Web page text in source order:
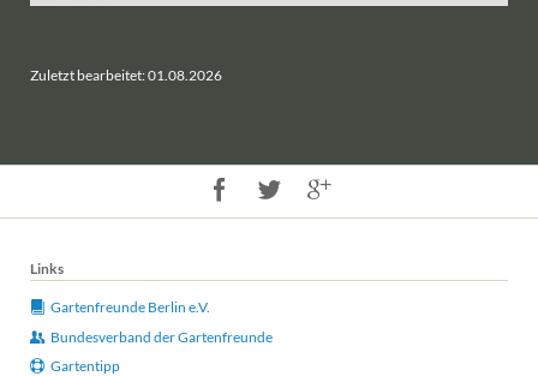
Zuletzt bearbeitet: 01.08.2026
Links
Gartenfreunde Berlin e.V.
Bundesverband der Gartenfreunde
Gartentipp